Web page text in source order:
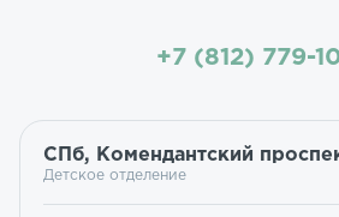
+7 (812) 779-
СПб, Комендантский
Детское отделение